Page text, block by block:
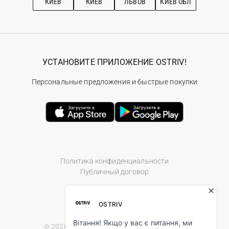
Политика конфиденциальности
Публичный договор
© 2026 Ostriv.ua Store. All Rights Reserved.
УСТАНОВИТЕ ПРИЛОЖЕНИЕ OSTRIV!
Персональные предложения и быстрые покупки